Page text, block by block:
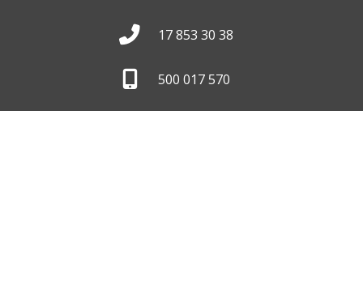
17 853 30 38
500 017 570